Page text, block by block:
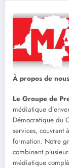
À propos de nous
Le Groupe de
médiatique
Démocratique du
services, couvrant
formation. Notre
combinant
médiatique